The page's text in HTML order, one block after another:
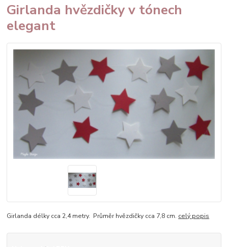
Girlanda hvězdičky v tónech
elegant
Girlanda délky cca 2,4 metry. Průměr hvězdičky cca 7,8 cm. celý popis